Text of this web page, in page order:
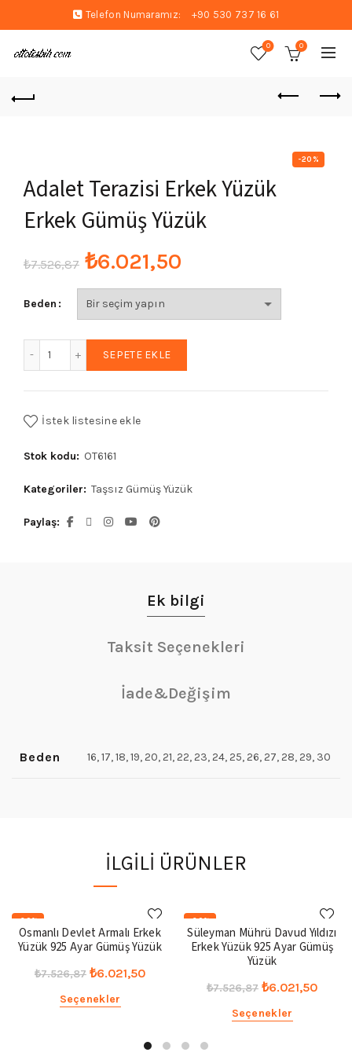
Telefon Numaramız: +90 530 737 16 61
0 0
-20%
Adalet Terazisi Erkek Yüzük
Erkek Gümüş Yüzük
₺7.526,87 Orijinal
fiyat:
₺6.021,50
andaki
₺6.021,50.
Beden
SEPETE EKLE
İstek listesine ekle
Stok kodu: OT6161
Kategoriler: Taşsız Gümüş Yüzük
Paylaş
Ek bilgi
Taksit Seçenekleri
İade&Değişim
Beden 16, 17, 18, 19, 20, 21, 22, 23, 24, 25, 26, 27, 28, 29, 30
İLGILI ÜRÜNLER
-20%
Osmanlı Devlet Armalı Erkek
Yüzük 925 Ayar Gümüş Yüzük
₺7.526,87 Orijinal
fiyat:
₺7.526,87.
₺6.021,50Şu
Seçenekler
fazla
-20%
Süleyman Mührü Davud Yıldızı
Erkek Yüzük 925 Ayar Gümüş
Yüzük
₺7.526,87 Orijinal
fiyat:
₺7.526,87.
₺6.021,50Şu
Seçenekler